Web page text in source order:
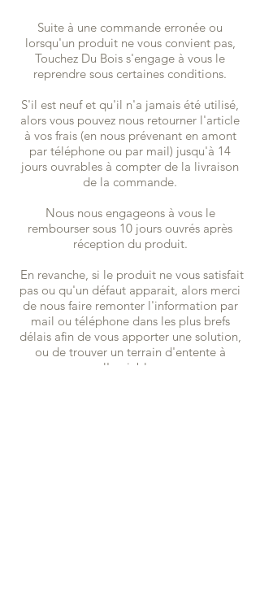
Suite à une commande erronée ou
lorsqu'un produit ne vous convient pas,
Touchez Du Bois s'engage à vous le
reprendre sous certaines conditions.
S'il est neuf et qu'il n'a jamais été utilisé,
alors vous pouvez nous retourner l'article
à vos frais (en nous prévenant en amont
par téléphone ou par mail) jusqu'à 14
jours ouvrables à compter de la livraison
de la commande.
Nous nous engageons à vous le
rembourser sous 10 jours ouvrés après
réception du produit.
En revanche, si le produit ne vous satisfait
pas ou qu'un défaut apparait, alors merci
de nous faire remonter l'information par
mail ou téléphone dans les plus brefs
délais afin de vous apporter une solution,
ou de trouver un terrain d'entente à
l'amiable.